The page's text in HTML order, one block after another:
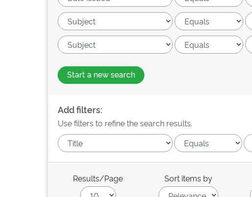
Start a new search
Add filters:
Use filters to refine the search results.
Results/Page Sort items by